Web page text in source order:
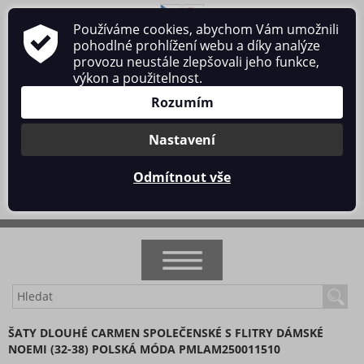
O nás Obchodní podmínky
Ochrana osobních údajů
Kontakt
Přihlásit se/Registrace
NOVINKY
AKCE
ŠATY DLOUHÉ CARMEN SPOLEČENSKÉ S FLITRY DÁMSKÉ
NOEMI (32-38) POLSKÁ MÓDA PMLAM250011510
Používáme cookies, abychom Vám umožnili
pohodlné prohlížení webu a díky analýze
provozu neustále zlepšovali jeho funkce,
výkon a použitelnost.
Rozumím
Nastavení
Odmítnout vše